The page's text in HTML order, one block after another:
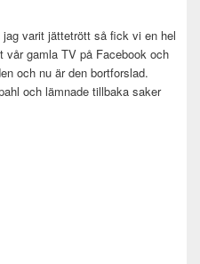
varit jättetrött så fick vi en hel
vår gamla TV på Facebook och
och nu är den bortforslad.
och lämnade tillbaka saker
det en bra dag